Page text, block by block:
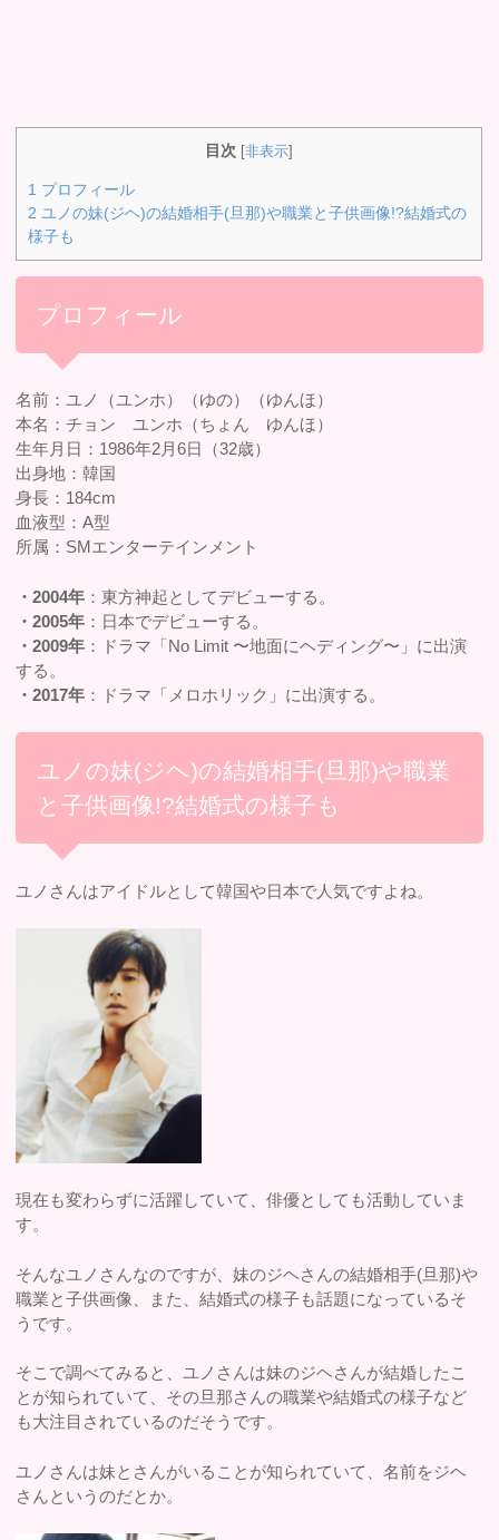
目次 [非表示]
1 プロフィール
2 ユノの妹(ジヘ)の結婚相手(旦那)や職業と子供画像!?結婚式の
様子も
プロフィール
名前：ユノ（ユンホ）（ゆの）（ゆんほ）
本名：チョン ユンホ（ちょん ゆんほ）
生年月日：1986年2月6日（32歳）
出身地：韓国
身長：184cm
血液型：A型
所属：SMエンターテインメント
・2004年 ：東方神起としてデビューする。
・2005年 ：日本でデビューする。
・2009年 ：ドラマ「No Limit 〜地面にヘディング〜」に出演
する。
・2017年 ：ドラマ「メロホリック」に出演する。
ユノの妹(ジヘ)の結婚相手(旦那)や職業
と子供画像!?結婚式の様子も
ユノさんはアイドルとして韓国や日本で人気ですよね。
現在も変わらずに活躍していて、俳優としても活動していま
す。
そんなユノさんなのですが、妹のジヘさんの結婚相手(旦那)や
職業と子供画像、また、結婚式の様子も話題になっているそ
うです。
そこで調べてみると、ユノさんは妹のジヘさんが結婚したこ
とが知られていて、その旦那さんの職業や結婚式の様子など
も大注目されているのだそうです。
ユノさんは妹とさんがいることが知られていて、名前をジヘ
さんというのだとか。